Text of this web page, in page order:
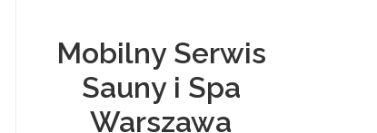
Mobilny Serwis
Sauny i Spa
Warszawa